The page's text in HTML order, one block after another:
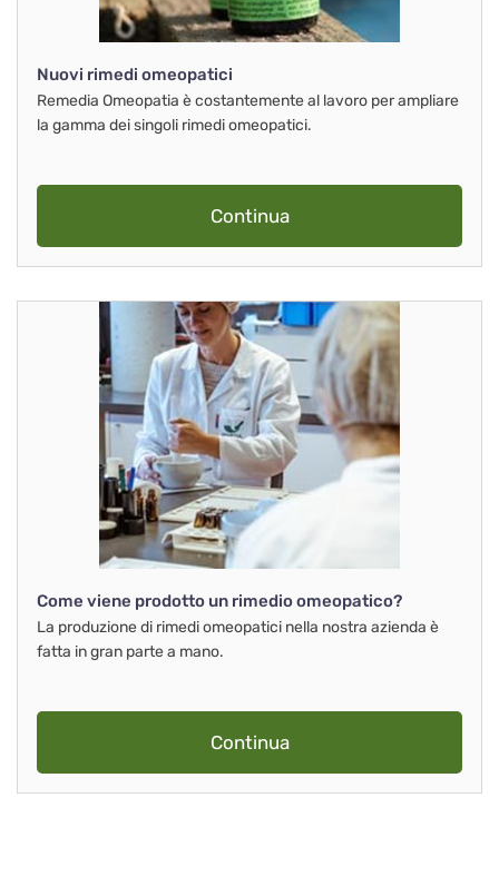
Nuovi rimedi omeopatici
Remedia Omeopatia è costantemente al lavoro per ampliare
la gamma dei singoli rimedi omeopatici.
Continua
Come viene prodotto un rimedio omeopatico?
La produzione di rimedi omeopatici nella nostra azienda è
fatta in gran parte a mano.
Continua